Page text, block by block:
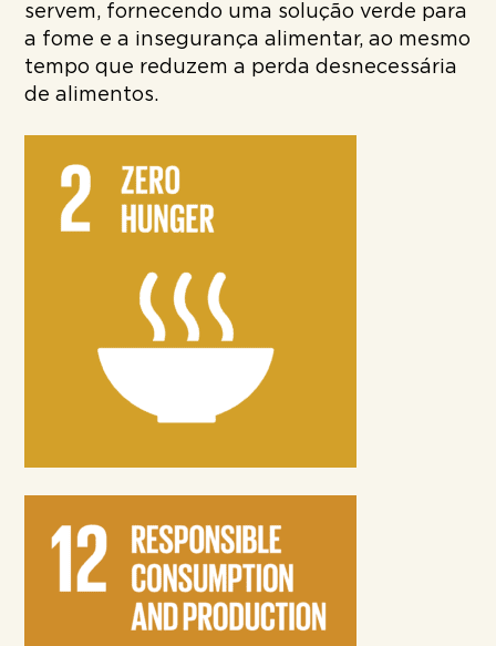
servem, fornecendo uma solução verde para
a fome e a insegurança alimentar, ao mesmo
tempo que reduzem a perda desnecessária
de alimentos.